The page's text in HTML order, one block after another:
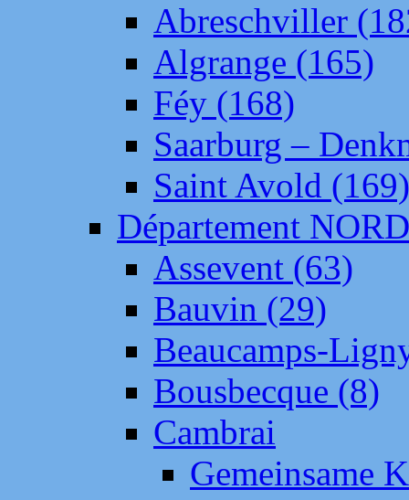
Abreschviller
Algrange (165)
Féy (168)
Saarburg –
Saint Avold (169)
Département NORD
Assevent (63)
Bauvin (29)
Beaucamps-
Bousbecque (8)
Cambrai
Gemeinsame